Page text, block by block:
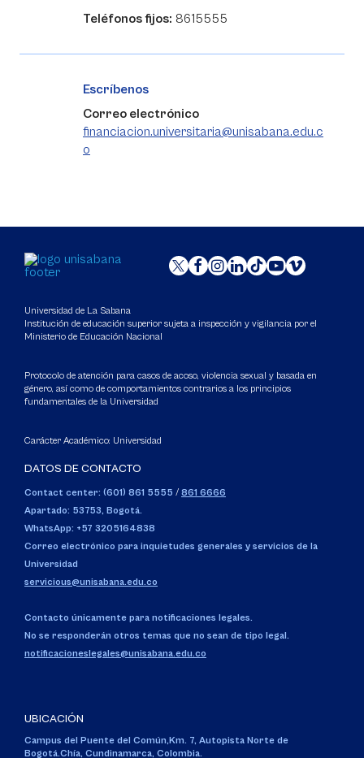
Teléfonos fijos: 8615555
Escríbenos
Correo electrónico
financiacion.universitaria@unisabana.edu.c
o
Universidad de La Sabana
Institución de educación superior sujeta a inspección y vigilancia por el
Ministerio de Educación Nacional
Protocolo de atención para casos de acoso, violencia sexual y basada en
género, así como de comportamientos contrarios a los principios
fundamentales de la Universidad
Carácter Académico: Universidad
DATOS DE CONTACTO
Contact center: (601) 861 5555 / 861 6666
Apartado: 53753, Bogotá.
WhatsApp: +57 3205164838
Correo electrónico para inquietudes generales y servicios de la
Universidad
servicious@unisabana.edu.co
Contacto únicamente para notificaciones legales.
No se responderán otros temas que no sean de tipo legal.
notificacioneslegales@unisabana.edu.co
UBICACIÓN
Campus del Puente del Común, Km. 7, Autopista Norte de
Bogotá.Chía, Cundinamarca, Colombia.